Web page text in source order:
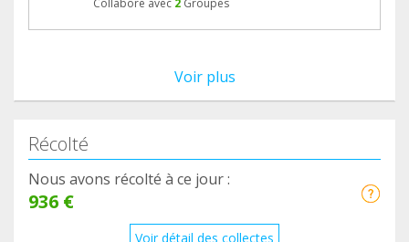
Collabore avec 2 Groupes
Voir plus
Récolté
Nous avons récolté à ce jour :
936 €
Voir détail des collectes